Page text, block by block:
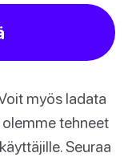
myös ladata
tehneet
Seuraa